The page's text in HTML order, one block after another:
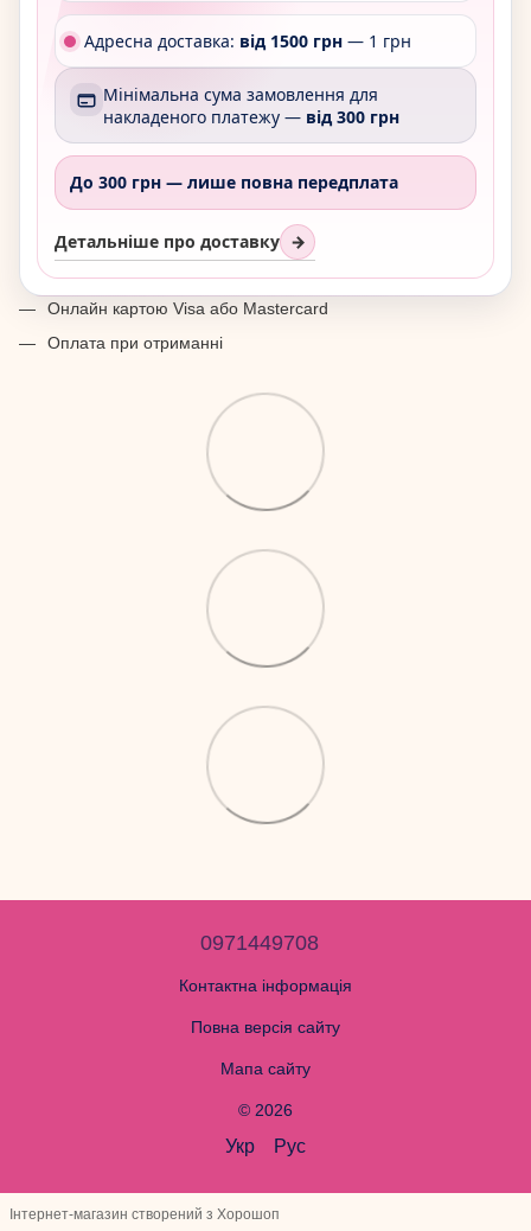
Адресна доставка: від 1500 грн — 1 грн
Мінімальна сума замовлення для
накладеного платежу — від 300 грн
До 300 грн — лише повна передплата
Детальніше про доставку →
Онлайн картою Visa або Mastercard
Оплата при отриманні
0971449708
Контактна інформація
Повна версія сайту
Мапа сайту
© 2026
Укр Рус
Інтернет-магазин створений з Хорошоп